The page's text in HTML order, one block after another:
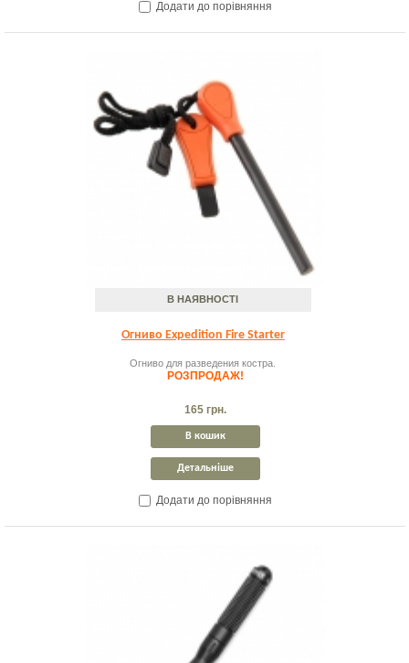
Додати до порівняння
В НАЯВНОСТІ
Огниво Expedition Fire Starter
Огниво для разведения костра.
РОЗПРОДАЖ!
165 грн.
В кошик
Детальніше
Додати до порівняння